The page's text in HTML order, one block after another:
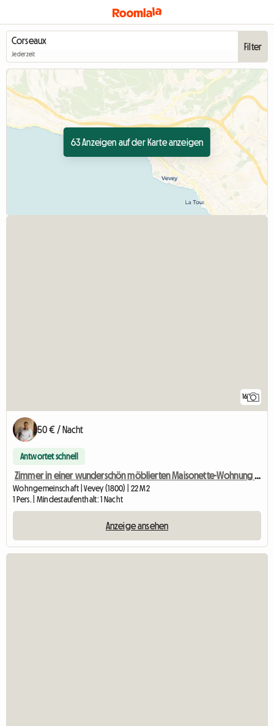
Jederzeit
Filter
63 Anzeigen auf der Karte anzeigen
16
50 € / Nacht
Antwortet schnell
Zimmer in einer wunderschön möblierten Maisonette-Wohnung – Zentrum von Vevey
Wohngemeinschaft | Vevey (1800) | 22 M2
1 Pers. | Mindestaufenthalt: 1 Nacht
Anzeige ansehen